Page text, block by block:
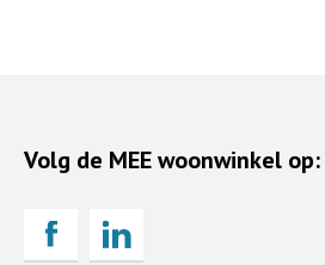
Volg de MEE woonwinkel op: